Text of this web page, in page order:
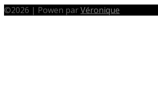
©2026 | Powen parVéronique